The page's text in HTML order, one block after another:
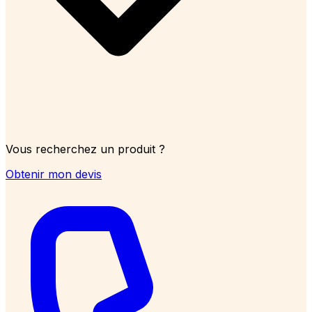
Vous recherchez un produit ?
Obtenir mon devis